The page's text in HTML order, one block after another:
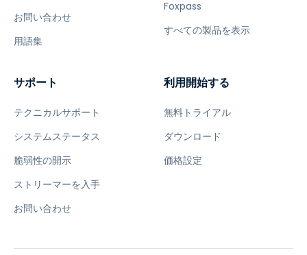
お問い合わせ
用語集
Foxpass
すべての製品を表示
サポート
テクニカルサポート
システムステータス
脆弱性の開示
ストリーマーを入手
お問い合わせ
利用開始する
無料トライアル
ダウンロード
価格設定